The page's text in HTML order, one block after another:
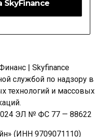
| Skyfinance
службой по надзору в
технологий и массовых
ЭЛ № ФС 77 — 88622
(ИНН 9709071110)